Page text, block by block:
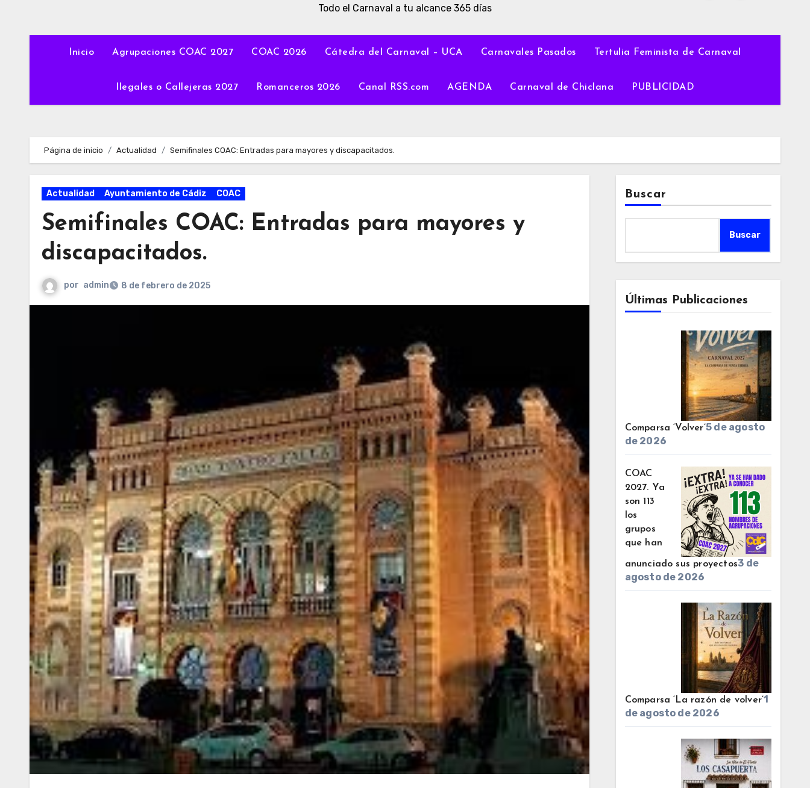
Todo el Carnaval a tu alcance 365 días
Inicio Agrupaciones COAC 2027 COAC 2026 Cátedra del Carnaval – UCA Carnavales Pasados Tertulia Feminista de Carnaval
Ilegales o Callejeras 2027 Romanceros 2026 Canal RSS.com AGENDA Carnaval de Chiclana PUBLICIDAD
Página de inicio Actualidad Semifinales COAC: Entradas para mayores y discapacitados.
Actualidad Ayuntamiento de Cádiz COAC
Semifinales COAC: Entradas para mayores y
discapacitados.
por admin 8 de febrero de 2025
Buscar
Buscar
Últimas Publicaciones
Comparsa ‘Volver’5 de agosto
de 2026
COAC
2027. Ya
son 113
los
grupos
que han
anunciado sus proyectos3 de
agosto de 2026
Comparsa ‘La razón de volver’1
de agosto de 2026